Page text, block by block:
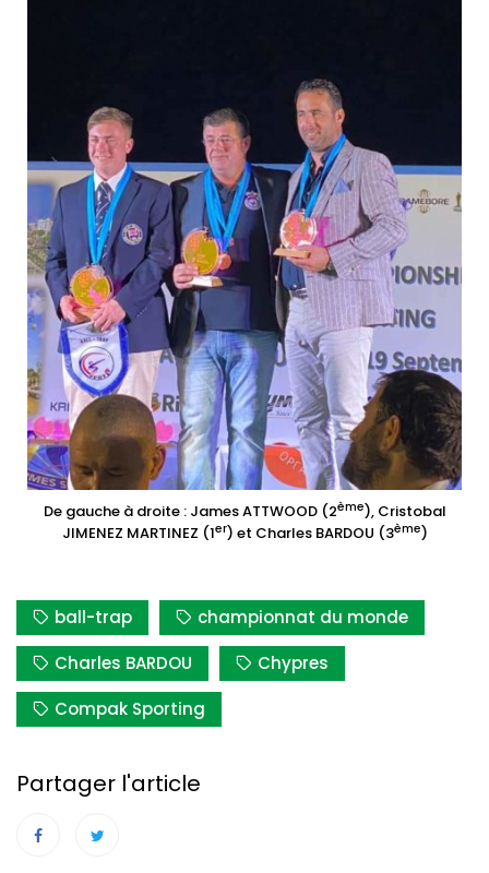
De gauche à droite : James ATTWOOD (2ème), Cristobal
JIMENEZ MARTINEZ (1er) et Charles BARDOU (3ème)
ball-trap
championnat du monde
Charles BARDOU
Chypres
Compak Sporting
Partager l'article